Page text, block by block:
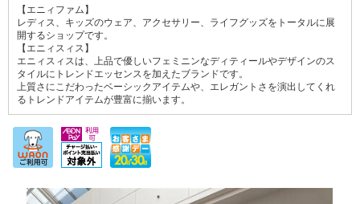
【エニィファム】
レディス、キッズのウェア、アクセサリー、ライフグッズをトータルに展
開するショップです。
【エニィスィス】
エニィスィスは、上品で優しいフェミニンなディティールやデザインのス
タイルにトレンドエッセンスを加えたブランドです。
上質さにこだわったベーシックアイテムや、エレガントさを演出してくれ
るトレンドアイテムが豊富に揃います。